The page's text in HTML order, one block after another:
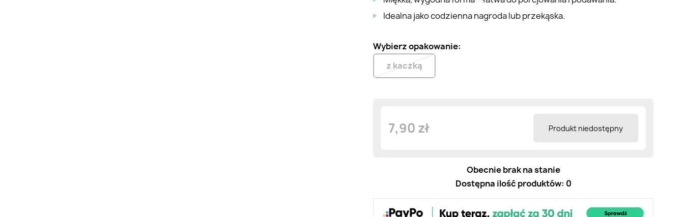
Idealna jako codzienna nagroda lub przekąska.
Wybierz opakowanie:
z kaczką
7,90 zł Produkt niedostępny
Obecnie brak na stanie
Dostępna ilość produktów: 0